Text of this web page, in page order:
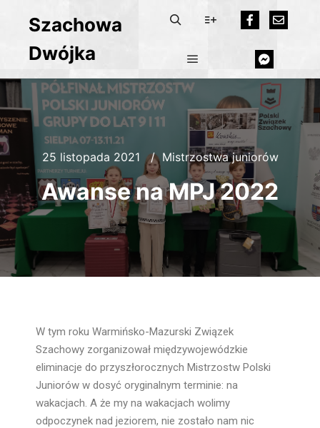
Szachowa
Dwójka
25 listopada 2021 Mistrzostwa juniorów
Awanse na MPJ 2022
W tym roku Warmińsko-Mazurski Związek
Szachowy zorganizował międzywojewódzkie
eliminacje do przyszłorocznych Mistrzostw Polski
Juniorów w dosyć oryginalnym terminie: na
wakacjach. A że my na wakacjach wolimy
odpoczynek nad jeziorem, nie zostało nam nic